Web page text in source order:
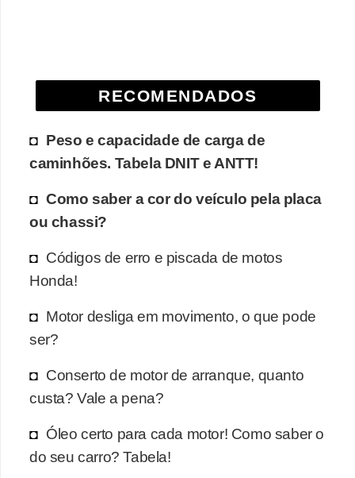
RECOMENDADOS
Peso e capacidade de carga de
caminhões. Tabela DNIT e ANTT!
Como saber a cor do veículo pela placa
ou chassi?
Códigos de erro e piscada de motos
Honda!
Motor desliga em movimento, o que pode
ser?
Conserto de motor de arranque, quanto
custa? Vale a pena?
Óleo certo para cada motor! Como saber o
do seu carro? Tabela!
f
o
a
d
C
o
m
r
a
r
c
r
r